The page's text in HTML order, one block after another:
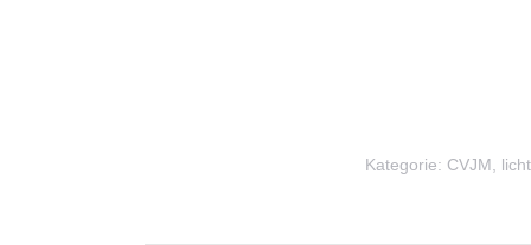
Kategorie: CVJM licht,